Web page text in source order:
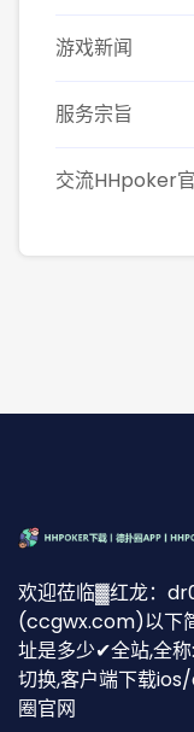
游戏新闻
服务宗旨
交流HHpoker
欢迎莅临▓红龙：
(ccgwx.com)以下
址是多少✔全站,全
切换,客户端下载
圈官网